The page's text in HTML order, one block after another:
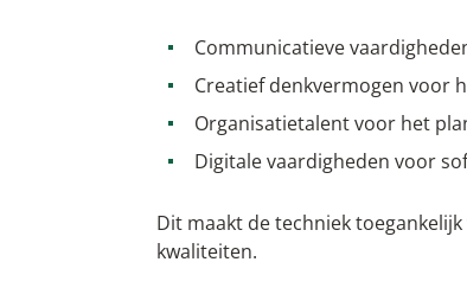
Communicatieve
Creatief denkvermogen voor
Organisatietalent voor het
Digitale vaardigheden voor
Dit maakt de techniek
kwaliteiten.